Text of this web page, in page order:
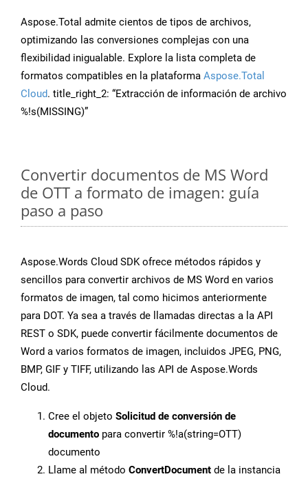
Aspose.Total admite cientos de tipos de archivos,
optimizando las conversiones complejas con una
flexibilidad inigualable. Explore la lista completa de
formatos compatibles en la plataforma Aspose.Total
Cloud. title_right_2: “Extracción de información de archivo
%!s(MISSING)”
Convertir documentos de MS Word
de OTT a formato de imagen: guía
paso a paso
Aspose.Words Cloud SDK ofrece métodos rápidos y
sencillos para convertir archivos de MS Word en varios
formatos de imagen, tal como hicimos anteriormente
para DOT. Ya sea a través de llamadas directas a la API
REST o SDK, puede convertir fácilmente documentos de
Word a varios formatos de imagen, incluidos JPEG, PNG,
BMP, GIF y TIFF, utilizando las API de Aspose.Words
Cloud.
Cree el objeto Solicitud de conversión de
documento para convertir %!a(string=OTT)
documento
Llame al método ConvertDocument de la instancia